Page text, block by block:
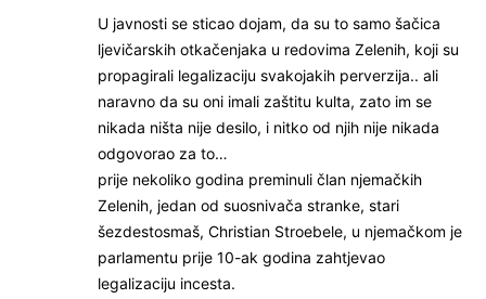
U javnosti se sticao dojam, da su to samo šačica
ljevičarskih otkačenjaka u redovima Zelenih, koji su
propagirali legalizaciju svakojakih perverzija.. ali
naravno da su oni imali zaštitu kulta, zato im se
nikada ništa nije desilo, i nitko od njih nije nikada
odgovorao za to…
prije nekoliko godina preminuli član njemačkih
Zelenih, jedan od suosnivača stranke, stari
šezdestosmaš, Christian Stroebele, u njemačkom je
parlamentu prije 10-ak godina zahtjevao
legalizaciju incesta.